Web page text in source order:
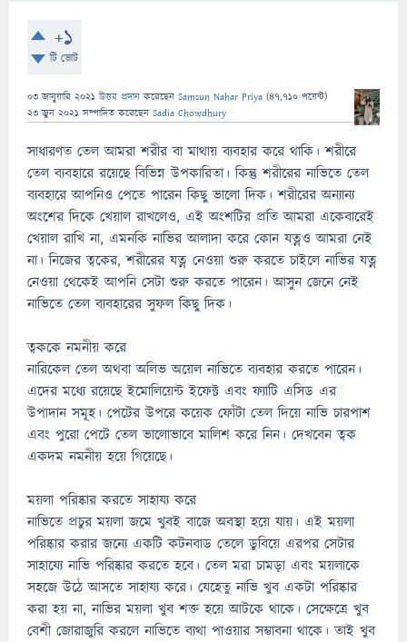
+1
টি ভোট
03 জানুয়ারি 2021 উত্তর প্রদান করেছেন Samsun Nahar Priya (47,710 পয়েন্ট)
23 জুন 2021 সম্পাদিত করেছেন Sadia Chowdhury
সাধারণত তেল আমরা শরীর বা মাথায় ব্যবহার করে থাকি। শরীরে
তেল ব্যবহারে রয়েছে বিভিন্ন উপকারিতা। কিন্তু শরীরের নাভিতে তেল
ব্যবহারে আপনিও পেতে পারেন কিছু ভালো দিক। শরীরের অন্যান্য
অংশের দিকে খেয়াল রাখলেও, এই অংশটির প্রতি আমরা একেবারেই
খেয়াল রাখি না, এমনকি নাভির আলাদা করে কোন যত্নও আমরা নেই
না। নিজের ত্বকের, শরীরের যত্ন নেওয়া শুরু করতে চাইলে নাভির যত্ন
নেওয়া থেকেই আপনি সেটা শুরু করতে পারেন। আসুন জেনে নেই
নাভিতে তেল ব্যবহারের সুফল কিছু দিক।
ত্বককে নমনীয় করে
নারিকেল তেল অথবা অলিভ অয়েল নাভিতে ব্যবহার করতে পারেন।
এদের মধ্যে রয়েছে ইমোলিয়েন্ট ইফেক্ট এবং ফ্যাটি এসিড এর
উপাদান সমূহ। পেটের উপরে কয়েক ফোঁটা তেল দিয়ে নাভি চারপাশ
এবং পুরো পেটে তেল ভালোভাবে মালিশ করে নিন। দেখবেন ত্বক
একদম নমনীয় হয়ে গিয়েছে।
ময়লা পরিষ্কার করতে সাহায্য করে
নাভিতে প্রচুর ময়লা জমে খুবই বাজে অবস্থা হয়ে যায়। এই ময়লা
পরিষ্কার করার জন্যে একটি কটনবাড তেলে ডুবিয়ে এরপর সেটার
সাহায্যে নাভি পরিষ্কার করতে হবে। তেল মরা চামড়া এবং ময়লাকে
সহজে উঠে আসতে সাহায্য করে। যেহেতু নাভি খুব একটা পরিষ্কার
করা হয় না, নাভির ময়লা খুব শক্ত হয়ে আটকে থাকে। সেক্ষেত্রে খুব
বেশী জোরাজুরি করলে নাভিতে ব্যথা পাওয়ার সম্ভাবনা থাকে। তাই খুব